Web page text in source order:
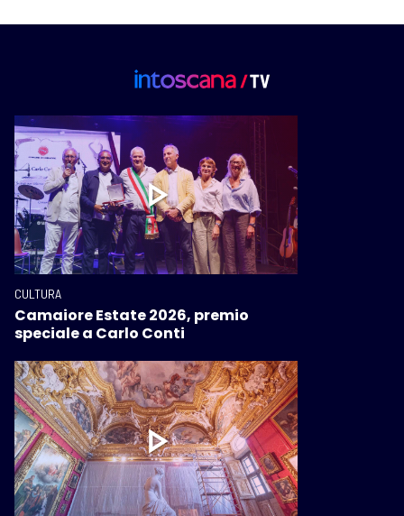
CULTURA
Camaiore Estate 2026, premio
speciale a Carlo Conti